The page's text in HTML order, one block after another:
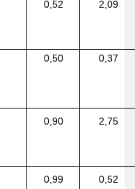
0,52 2,09
0,50 0,37
0,90 2,75
0,99 0,52